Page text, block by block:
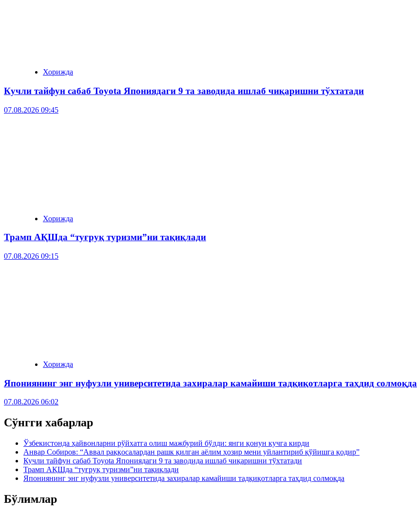
Хорижда
Кучли тайфун сабаб Toyota Япониядаги 9 та заводида ишлаб чиқаришни тўхтатади
07.08.2026 09:45
Хорижда
Трамп АҚШда “туғруқ туризми”ни тақиқлади
07.08.2026 09:15
Хорижда
Япониянинг энг нуфузли университетида захиралар камайиши тадқиқотларга таҳдид солмоқда
07.08.2026 06:02
Сўнгги хабарлар
Ўзбекистонда ҳайвонларни рўйхатга олиш мажбурий бўлди: янги қонун кучга кирди
Анвар Собиров: “Аввал раққосалардан рашк қилган аёлим ҳозир мени уйлантириб қўйишга қодир”
Кучли тайфун сабаб Toyota Япониядаги 9 та заводида ишлаб чиқаришни тўхтатади
Трамп АҚШда “туғруқ туризми”ни тақиқлади
Япониянинг энг нуфузли университетида захиралар камайиши тадқиқотларга таҳдид солмоқда
Бўлимлар